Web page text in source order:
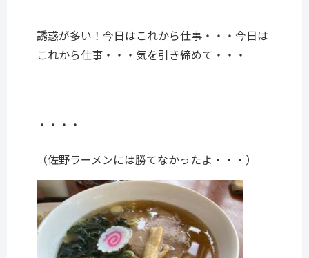
誘惑が多い！今日はこれから仕事・・・今日は
これから仕事・・・気を引き締めて・・・
・・・・
（佐野ラーメンには勝てなかったよ・・・）